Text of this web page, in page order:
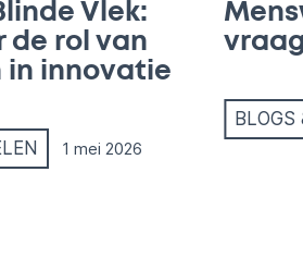
Vlek:
de rol van
in innovatie
1 mei 2026